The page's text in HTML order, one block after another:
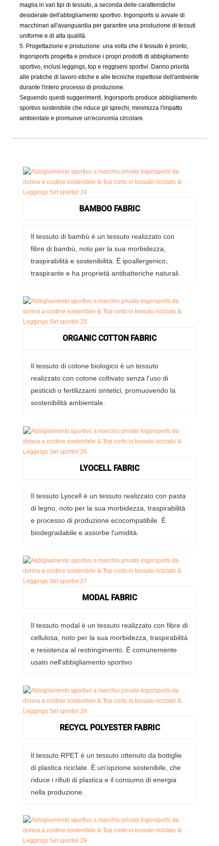
maglia in vari tipi di tessuto, a seconda delle caratteristiche
desiderate dell'abbigliamento sportivo. Ingorsports si avvale di
macchinari all'avanguardia per garantire una produzione di tessuti
uniforme e di alta qualità.
5. Progettazione e produzione: una volta che il tessuto è pronto,
Ingorsports progetta e produce i propri prodotti di abbigliamento
sportivo, inclusi leggings, top e reggiseni sportivi. Danno priorità
alle pratiche di lavoro etiche e alle tecniche rispettose dell'ambiente
durante l'intero processo di produzione.
Seguendo questi suggerimenti, Ingorsports produce abbigliamento
sportivo sostenibile che riduce gli sprechi, minimizza l'impatto
ambientale e promuove un'economia circolare.
BAMBOO FABRIC
Il tessuto di bambù è un tessuto realizzato con
fibre di bambù, noto per la sua morbidezza,
traspirabilità e sostenibilità. È ipoallergenico,
traspirante e ha proprietà antibatteriche naturali.
ORGANIC COTTON FABRIC
Il tessuto di cotone biologico è un tessuto
realizzato con cotone coltivato senza l'uso di
pesticidi o fertilizzanti sintetici, promuovendo la
sostenibilità ambientale.
LYOCELL FABRIC
Il tessuto Lyocell è un tessuto realizzato con pasta
di legno, noto per la sua morbidezza, traspirabilità
e processo di produzione ecocompatibile. È
biodegradabile e assorbe l'umidità.
MODAL FABRIC
Il tessuto modal è un tessuto realizzato con fibre di
cellulosa, noto per la sua morbidezza, traspirabilità
e resistenza al restringimento. È comunemente
usato nell'abbigliamento sportivo
RECYCL POLYESTER FABRIC
Il tessuto RPET è un tessuto ottenuto da bottiglie
di plastica riciclate. È un’opzione sostenibile, che
riduce i rifiuti di plastica e il consumo di energia
nella produzione.